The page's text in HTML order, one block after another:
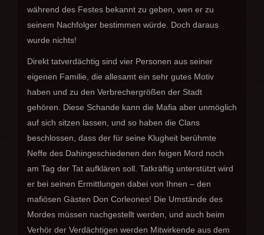
während des Festes bekannt zu geben, wen er zu
seinem Nachfolger bestimmen würde. Doch daraus
wurde nichts!
Direkt tatverdächtig sind vier Personen aus seiner
eigenen Familie, die allesamt ein sehr gutes Motiv
haben und zu den Verbrechergrößen der Stadt
gehören. Diese Schande kann die Mafia aber unmöglich
auf sich sitzen lassen, und so haben die Clans
beschlossen, dass der für seine Klugheit berühmte
Neffe des Dahingeschiedenen den feigen Mord noch
am Tag der Tat aufklären soll. Tatkräftig unterstützt wird
er bei seinen Ermittlungen dabei von Ihnen – den
mafiösen Gästen Don Corleones! Die Umstände des
Mordes müssen nachgestellt werden, und auch beim
Verhör der Verdächtigen werden Mitwirkende aus dem